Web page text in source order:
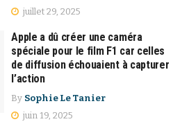
juillet 29, 2025
Apple a dû créer une caméra
spéciale pour le film F1 car celles
de diffusion échouaient à capturer
l’action
By Sophie Le Tanier
juin 19, 2025